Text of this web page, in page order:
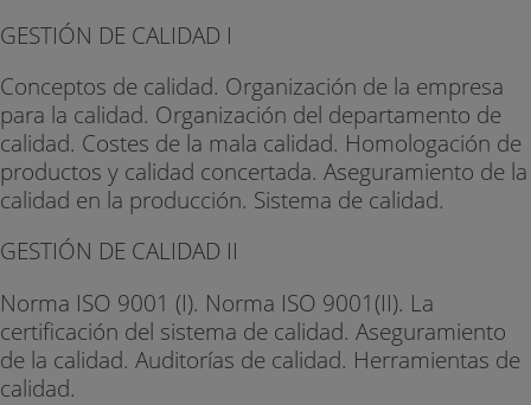
GESTIÓN DE CALIDAD I
Conceptos de calidad. Organización de la empresa
para la calidad. Organización del departamento de
calidad. Costes de la mala calidad. Homologación de
productos y calidad concertada. Aseguramiento de la
calidad en la producción. Sistema de calidad.
GESTIÓN DE CALIDAD II
Norma ISO 9001 (I). Norma ISO 9001(II). La
certificación del sistema de calidad. Aseguramiento
de la calidad. Auditorías de calidad. Herramientas de
calidad.